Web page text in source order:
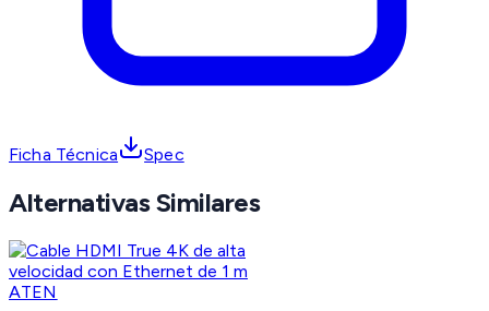
Ficha Técnica Spec
Alternativas Similares
ATEN